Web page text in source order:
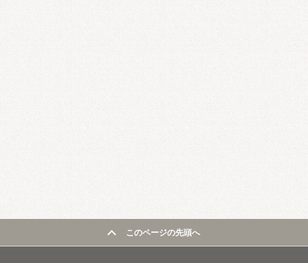
このページの先頭へ